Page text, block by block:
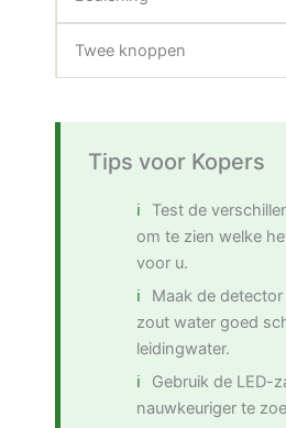
Twee knoppen
Tips voor Kopers
Test de
om te zien welke
voor u.
Maak de
zout water goed
leidingwater.
Gebruik de LED-
nauwkeuriger te